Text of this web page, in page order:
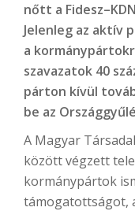
nőtt a
Jelenleg az aktív
a
szavazatok 40
párton kívül
be az
A Magyar
között végzett
kormánypártok
támogatottságot,